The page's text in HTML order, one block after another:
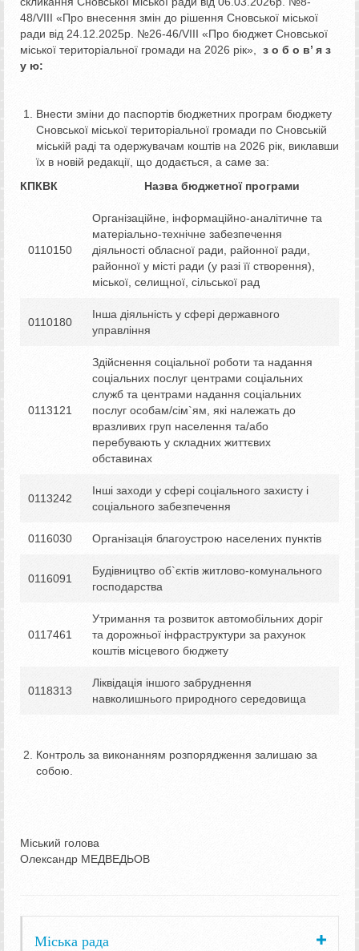
48/VIII «Про внесення змін до рішення Сновської міської
ради від 24.12.2025р. №26-46/VIII «Про бюджет Сновської
міської територіальної громади на 2026 рік», з о б о в’ я з
у ю:
Внести зміни до паспортів бюджетних програм бюджету
Сновської міської територіальної громади по Сновській
міській раді та одержувачам коштів на 2026 рік, виклавши
їх в новій редакції, що додається, а саме за:
КПКВК Назва бюджетної програми
0110150
Організаційне, інформаційно-аналітичне та
матеріально-технічне забезпечення
діяльності обласної ради, районної ради,
районної у місті ради (у разі її створення),
міської, селищної, сільської рад
0110180
Інша діяльність у сфері державного
управління
0113121
Здійснення соціальної роботи та надання
соціальних послуг центрами соціальних
служб та центрами надання соціальних
послуг особам/сім`ям, які належать до
вразливих груп населення та/або
перебувають у складних життєвих
обставинах
0113242
Інші заходи у сфері соціального захисту і
соціального забезпечення
0116030 Організація благоустрою населених пунктів
0116091
Будівництво об`єктів житлово-комунального
господарства
0117461
Утримання та розвиток автомобільних доріг
та дорожньої інфраструктури за рахунок
коштів місцевого бюджету
0118313
Ліквідація іншого забруднення
навколишнього природного середовища
Контроль за виконанням розпорядження залишаю за
собою.
Міський голова
Олександр МЕДВЕДЬОВ
Міська рада